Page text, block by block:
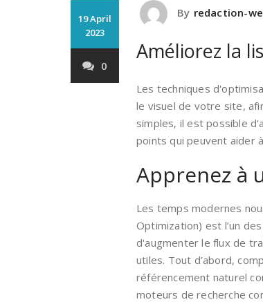
19 April
2023
0
By redaction-
Améliorez la
Les techniques
le visuel de votre site,
simples, il est possible
points qui peuvent aider
Apprenez à
Les temps modernes
Optimization) est l’un
d'augmenter le flux de
utiles. Tout d’abord,
référencement naturel
moteurs de recherche